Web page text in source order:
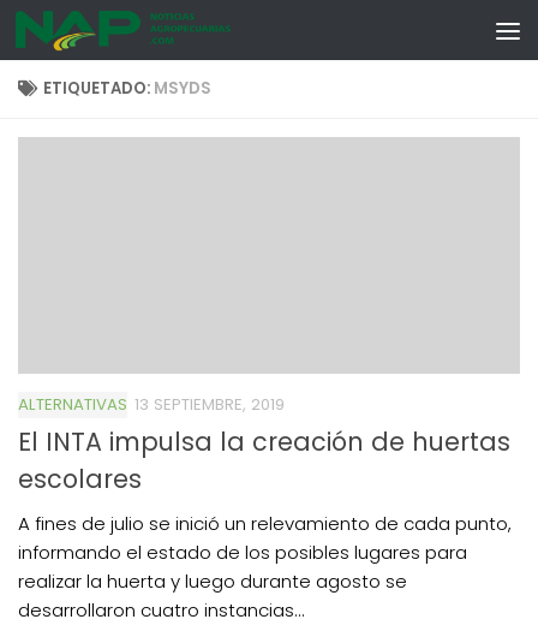
Skip to content
ETIQUETADO: MSYDS
ALTERNATIVAS 13 SEPTIEMBRE, 2019
El INTA impulsa la creación de huertas
escolares
A fines de julio se inició un relevamiento de cada punto,
informando el estado de los posibles lugares para
realizar la huerta y luego durante agosto se
desarrollaron cuatro instancias...